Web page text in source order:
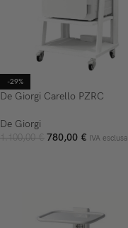
-29%
De Giorgi Carello PZRC
De Giorgi
1.100,00€ 780,00 € IVA esclusa